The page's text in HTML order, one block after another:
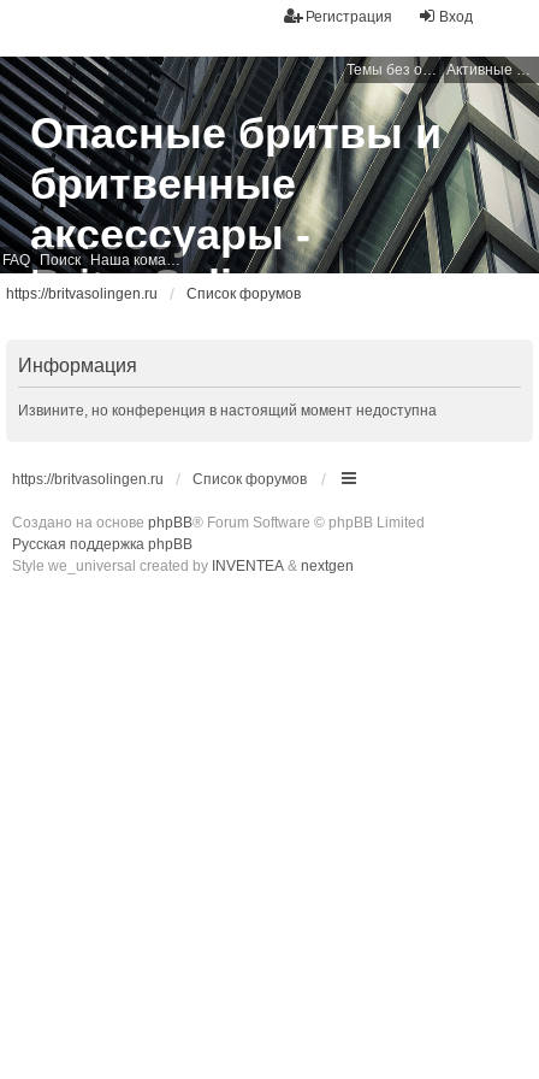
Вход
Регистрация
Темы без ответов Активные темы
FAQ Поиск Наша команда
Опасные бритвы и
бритвенные
аксессуары -
BritvaSolingen
https://britvasolingen.ru Список форумов
Информация
Извините, но конференция в настоящий момент недоступна
https://britvasolingen.ru Список форумов
Создано на основе phpBB® Forum Software © phpBB Limited
Русская поддержка phpBB
Style we_universal created by INVENTEA & nextgen